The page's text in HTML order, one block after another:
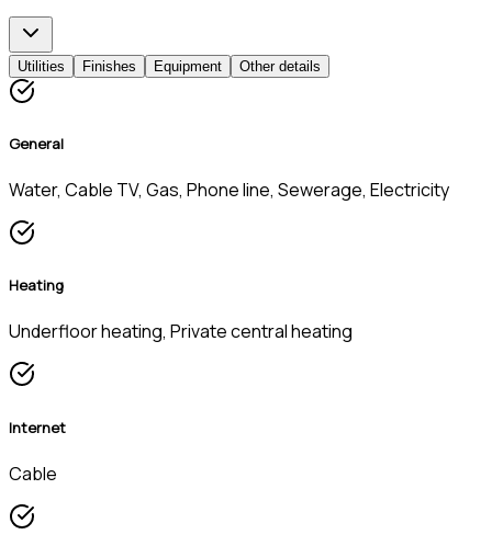
Utilities Finishes Equipment Other details
General
Water, Cable TV, Gas, Phone line, Sewerage, Electricity
Heating
Underfloor heating, Private central heating
Internet
Cable